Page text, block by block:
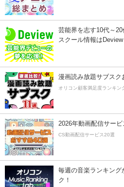
芸能界を志す10代～
スクール情報はDeview
漫画読み放題サブスク
オリコン顧客満足度ランキン
2026年動画配信サービ
CS動画配信サービス20選
毎週の音楽ランキング
ク！